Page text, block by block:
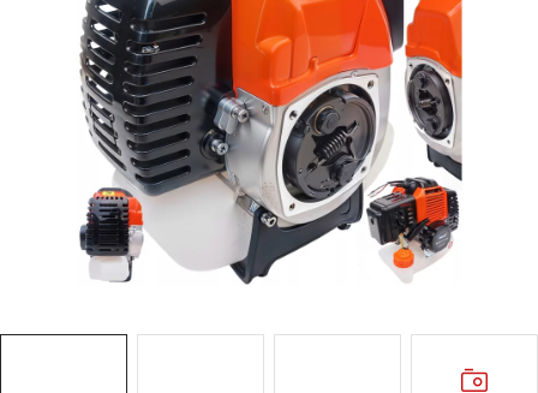
Dětská hřiště
Autodoplňky
Vánoce